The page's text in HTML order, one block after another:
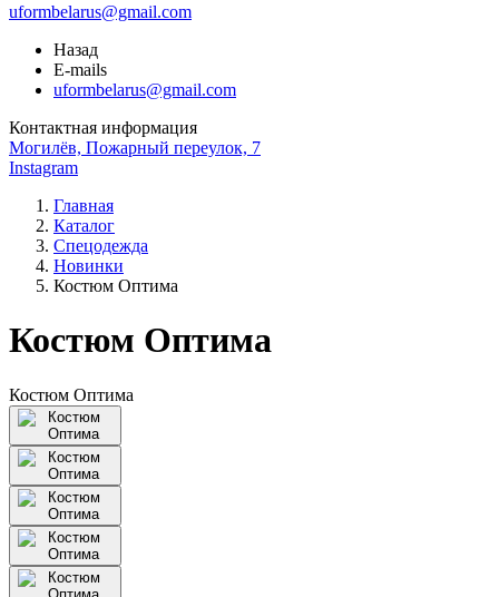
uformbelarus@gmail.com
Назад
E-mails
uformbelarus@gmail.com
Контактная информация
Могилёв, Пожарный переулок, 7
Instagram
Главная
Каталог
Спецодежда
Новинки
Костюм Оптима
Костюм Оптима
Костюм Оптима